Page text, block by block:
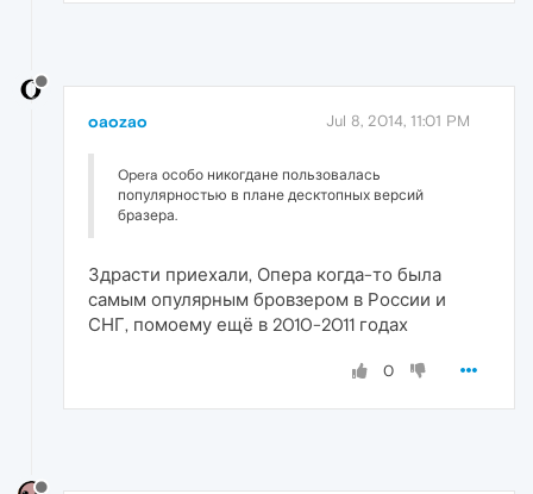
oaozao Jul 8, 2014, 11:01 PM
Opera особо никогдане пользовалась
популярностью в плане десктопных версий
бразера.
Здрасти приехали, Опера когда-то была
самым опулярным бровзером в России и
СНГ, помоему ещё в 2010-2011 годах
0